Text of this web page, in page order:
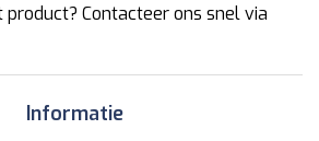
Contacteer ons snel via
Informatie